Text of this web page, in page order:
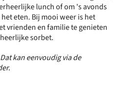
lunch of om 's avonds
eten. Bij mooi weer is het
vrienden en familie te genieten
sorbet.
kan eenvoudig via de